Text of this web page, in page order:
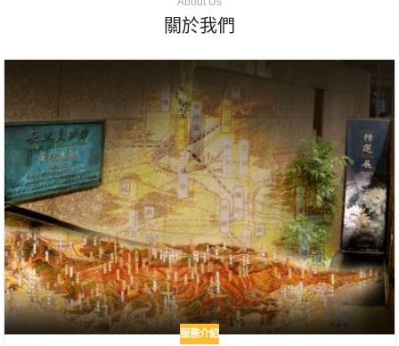
關於我們
服務介紹